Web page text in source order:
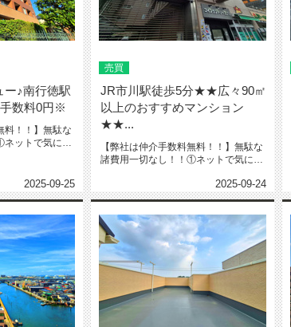
ー♪南行徳駅
数料0円※
料！！】無駄な
ットで気にな
2025-09-25
売買
JR市川駅徒歩5分★★広々90㎡
以上のおすすめマンション
★★...
【弊社は仲介手数料無料！！】無駄な
諸費用一切なし！！①ネットで気にな
2025-09-24